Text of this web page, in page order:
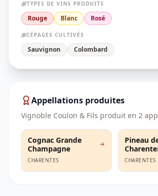
TYPES DE VINS PRODUITS
Rouge Blanc Rosé
CÉPAGES CULTIVÉS
Sauvignon Colombard
Appellations produites
Vignoble Coulon & Fils produit en 2
Cognac Grande
Champagne
CHARENTES
Pineau
CHARENTES